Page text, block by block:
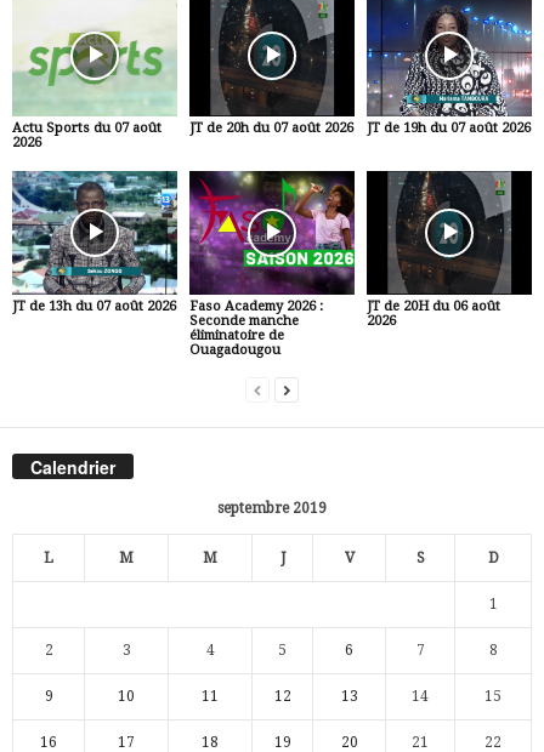
Actu Sports du 07 août
2026
JT de 20h du 07 août 2026 JT de 19h du 07 août 2026
JT de 13h du 07 août 2026
Faso Academy 2026 :
Seconde manche
éliminatoire de
Ouagadougou
JT de 20H du 06 août
2026
Calendrier
septembre 2019
L M M J V S D
1
2 3 4 5 6 7 8
9 10 11 12 13 14 15
16 17 18 19 20 21 22